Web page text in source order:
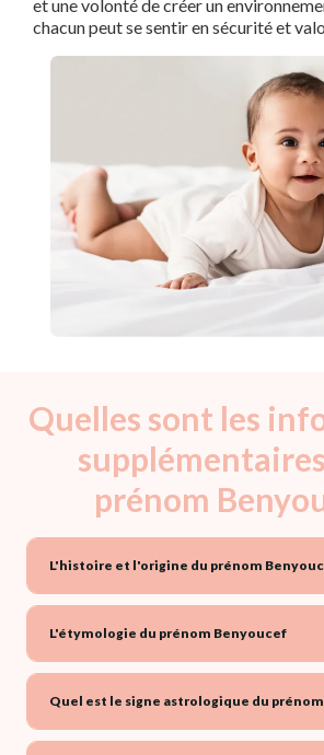
et une volonté de créer un
chacun peut se sentir en sécurité et
Quelles sont les
prénom
L'histoire et l'origine du prénom
L'étymologie du prénom Benyoucef
Quel est le signe astrologique du